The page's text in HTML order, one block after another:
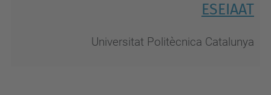
ESEIAAT
Universitat Politècnica Catalunya